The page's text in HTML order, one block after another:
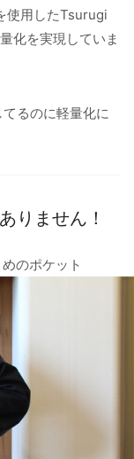
使用したTsurugi
化を実現していま
るのに軽量化に
りません！
のポケット